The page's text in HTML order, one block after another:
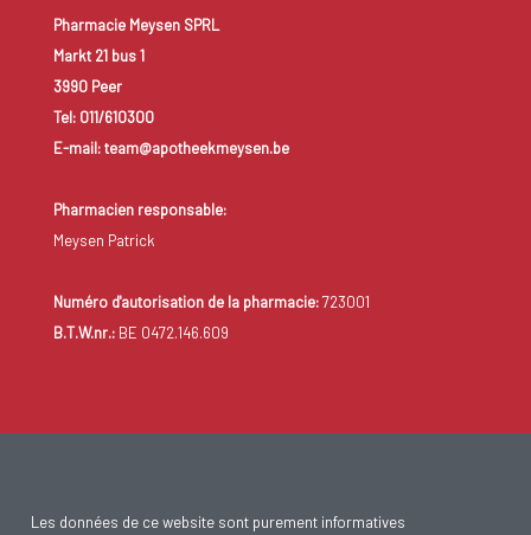
Pharmacie Meysen SPRL
Markt 21 bus 1
3990 Peer
Tel: 011/610300
E-mail: team@apotheekmeysen.be
Pharmacien responsable:
Meysen Patrick
Numéro d'autorisation de la pharmacie:723001
B.T.W.nr.:BE 0472.146.609
Les données de ce website sont purement informatives